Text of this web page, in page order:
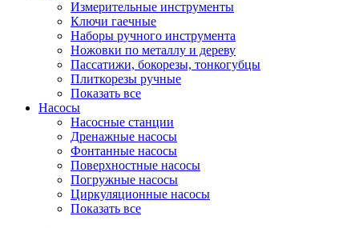
Измерительные инструменты
Ключи гаечные
Наборы ручного инструмента
Ножовки по металлу и дереву
Пассатижи, бокорезы, тонкогубцы
Плиткорезы ручные
Показать все
Насосы
Насосные станции
Дренажные насосы
Фонтанные насосы
Поверхностные насосы
Погружные насосы
Циркуляционные насосы
Показать все